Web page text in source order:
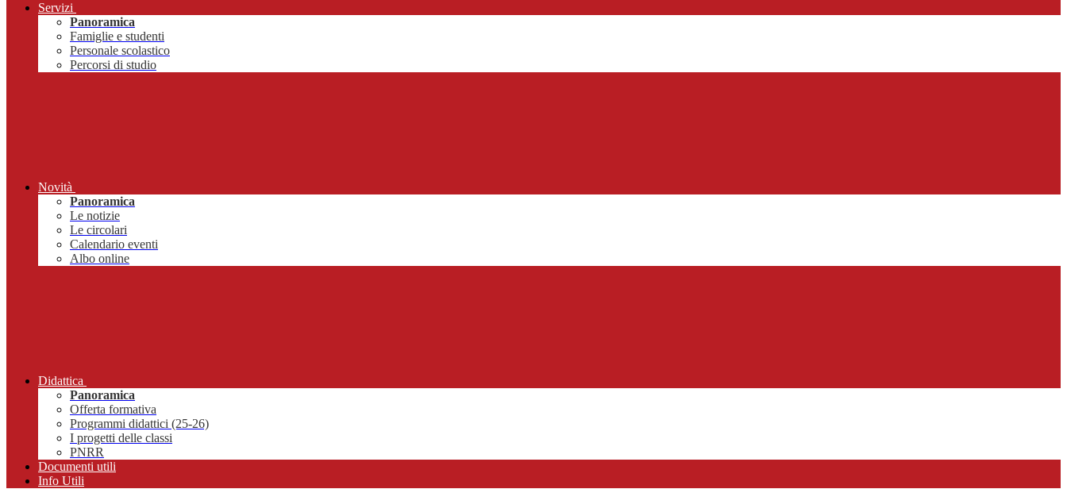
Servizi
Panoramica
Famiglie e studenti
Personale scolastico
Percorsi di studio
Novità
Panoramica
Le notizie
Le circolari
Calendario eventi
Albo online
Didattica
Panoramica
Offerta formativa
Programmi didattici (25-26)
I progetti delle classi
PNRR
Documenti utili
Info Utili